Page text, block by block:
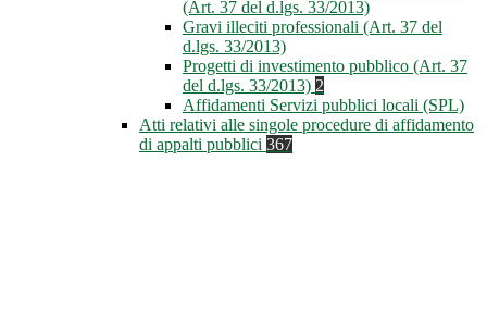
(Art. 37 del d.lgs. 33/2013)
Gravi illeciti professionali (Art. 37 del
d.lgs. 33/2013)
Progetti di investimento pubblico (Art. 37
del d.lgs. 33/2013) 2
Affidamenti Servizi pubblici locali (SPL)
Atti relativi alle singole procedure di affidamento
di appalti pubblici 367